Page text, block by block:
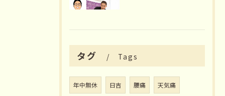
タグ Tags
年中無休 日吉 腰痛 天気痛